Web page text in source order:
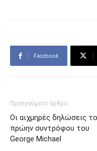
Facebook
Προηγούμενο άρθρο
Οι αιχμηρές δηλώσεις
πρώην συντρόφου του
George Michael